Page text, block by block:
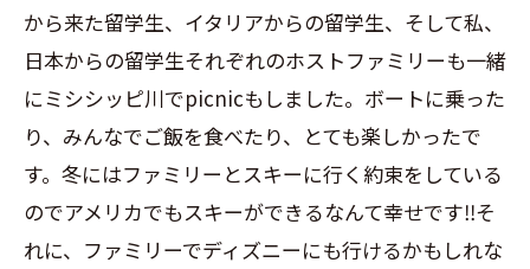
から来た留学生、イタリアからの留学生、そして私、
日本からの留学生それぞれのホストファミリーも一緒
にミシシッピ川でpicnicもしました。ボートに乗った
り、みんなでご飯を食べたり、とても楽しかったで
す。冬にはファミリーとスキーに行く約束をしている
のでアメリカでもスキーができるなんて幸せです‼︎そ
れに、ファミリーでディズニーにも行けるかもしれな